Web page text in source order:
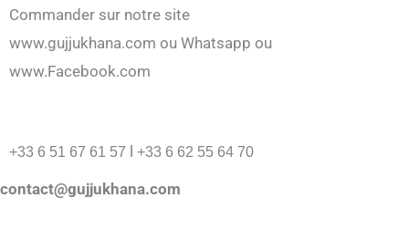
Commander sur notre site
www.gujjukhana.com ou Whatsapp ou
www.Facebook.com
+33 6 51 67 61 57 l +33 6 62 55 64 70
contact@gujjukhana.com